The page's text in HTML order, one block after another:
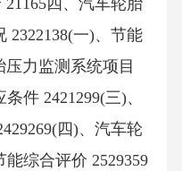
四、汽车轮胎
2322138(一)、节能
力监测系统项目
件 2421299(三)、
四)、汽车轮
综合评价 2529359